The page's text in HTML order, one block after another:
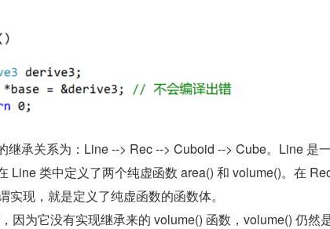
继承关系为：Line --> Rec --> Cuboid --> Cube。Line 是
Line 类中定义了两个纯虚函数 area() 和 volume()。在
实现，就是定义了纯虚函数的函数体。
因为它没有实现继承来的 volume() 函数，volume() 仍然